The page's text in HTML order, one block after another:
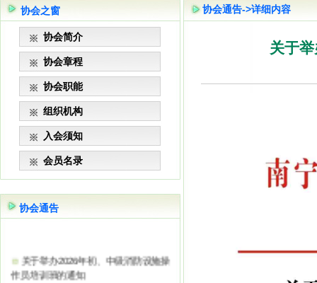
协会之窗
协会简介
协会章程
协会职能
组织机构
入会须知
会员名录
协会通告
作员培训班的通知
关于举办第四期“守护生命 ‘救’在身
协会通告->详细内容
关于